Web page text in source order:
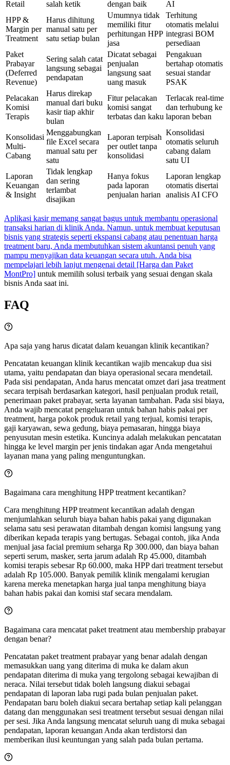
Retail
salah ketik
dengan baik
AI
HPP &
Margin per
Treatment
Harus dihitung
manual satu per
satu setiap bulan
Umumnya tidak
memiliki fitur
perhitungan HPP
jasa
Terhitung
otomatis melalui
integrasi BOM
persediaan
Paket
Prabayar
(Deferred
Revenue)
Sering salah catat
langsung sebagai
pendapatan
Dicatat sebagai
penjualan
langsung saat
uang masuk
Pengakuan
bertahap otomatis
sesuai standar
PSAK
Pelacakan
Komisi
Terapis
Harus direkap
manual dari buku
kasir tiap akhir
bulan
Fitur pelacakan
komisi sangat
terbatas dan kaku
Terlacak real-time
dan terhubung ke
laporan beban
Konsolidasi
Multi-
Cabang
Menggabungkan
file Excel secara
manual satu per
satu
Laporan terpisah
per outlet tanpa
konsolidasi
Konsolidasi
otomatis seluruh
cabang dalam
satu UI
Laporan
Keuangan
& Insight
Tidak lengkap
dan sering
terlambat
disajikan
Hanya fokus
pada laporan
penjualan harian
Laporan lengkap
otomatis disertai
analisis AI CFO
Aplikasi kasir memang sangat bagus untuk membantu operasional
transaksi harian di klinik Anda. Namun, untuk membuat keputusan
bisnis yang strategis seperti ekspansi cabang atau penentuan harga
treatment baru, Anda membutuhkan sistem akuntansi penuh yang
mampu menyajikan data keuangan secara utuh. Anda bisa
mempelajari lebih lanjut mengenai detail [Harga dan Paket
MontPro] untuk memilih solusi terbaik yang sesuai dengan skala
bisnis Anda saat ini.
FAQ
Apa saja yang harus dicatat dalam keuangan klinik kecantikan?
Pencatatan keuangan klinik kecantikan wajib mencakup dua sisi
utama, yaitu pendapatan dan biaya operasional secara mendetail.
Pada sisi pendapatan, Anda harus mencatat omzet dari jasa treatment
secara terpisah berdasarkan kategori, hasil penjualan produk retail,
penerimaan paket prabayar, serta layanan tambahan. Pada sisi biaya,
Anda wajib mencatat pengeluaran untuk bahan habis pakai per
treatment, harga pokok produk retail yang terjual, komisi terapis,
gaji karyawan, sewa gedung, biaya pemasaran, hingga biaya
penyusutan mesin estetika. Kuncinya adalah melakukan pencatatan
hingga ke level margin per jenis tindakan agar Anda mengetahui
layanan mana yang paling menguntungkan.
Bagaimana cara menghitung HPP treatment kecantikan?
Cara menghitung HPP treatment kecantikan adalah dengan
menjumlahkan seluruh biaya bahan habis pakai yang digunakan
selama satu sesi perawatan ditambah dengan komisi langsung yang
diberikan kepada terapis yang bertugas. Sebagai contoh, jika Anda
menjual jasa facial premium seharga Rp 300.000, dan biaya bahan
seperti serum, masker, serta jarum adalah Rp 45.000, ditambah
komisi terapis sebesar Rp 60.000, maka HPP dari treatment tersebut
adalah Rp 105.000. Banyak pemilik klinik mengalami kerugian
karena mereka menetapkan harga jual tanpa menghitung biaya
bahan habis pakai dan komisi staf secara mendalam.
Bagaimana cara mencatat paket treatment atau membership prabayar
dengan benar?
Pencatatan paket treatment prabayar yang benar adalah dengan
memasukkan uang yang diterima di muka ke dalam akun
pendapatan diterima di muka yang tergolong sebagai kewajiban di
neraca. Nilai tersebut tidak boleh langsung diakui sebagai
pendapatan di laporan laba rugi pada bulan penjualan paket.
Pendapatan baru boleh diakui secara bertahap setiap kali pelanggan
datang dan menggunakan sesi treatment tersebut sesuai dengan nilai
per sesi. Jika Anda langsung mencatat seluruh uang di muka sebagai
pendapatan, laporan keuangan Anda akan terdistorsi dan
memberikan ilusi keuntungan yang salah pada bulan pertama.